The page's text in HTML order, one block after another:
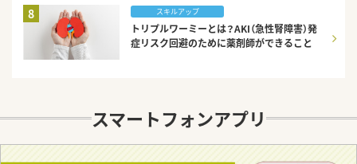
8 スキルアップ
トリプルワーミーとは？AKI（急性腎障害）発
症リスク回避のために薬剤師ができること
スマートフォンアプリ